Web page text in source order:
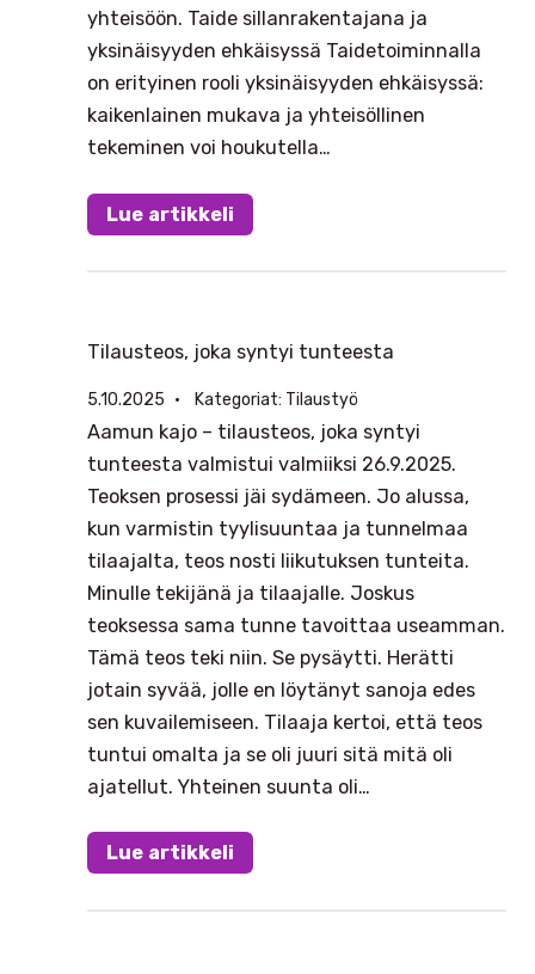
yhteisöön. Taide sillanrakentajana ja
yksinäisyyden ehkäisyssä Taidetoiminnalla
on erityinen rooli yksinäisyyden ehkäisyssä:
kaikenlainen mukava ja yhteisöllinen
tekeminen voi houkutella…
Lue artikkeli
Tilausteos, joka syntyi tunteesta
5.10.2025 Kategoriat: Tilaustyö
Aamun kajo – tilausteos, joka syntyi
tunteesta valmistui valmiiksi 26.9.2025.
Teoksen prosessi jäi sydämeen. Jo alussa,
kun varmistin tyylisuuntaa ja tunnelmaa
tilaajalta, teos nosti liikutuksen tunteita.
Minulle tekijänä ja tilaajalle. Joskus
teoksessa sama tunne tavoittaa useamman.
Tämä teos teki niin. Se pysäytti. Herätti
jotain syvää, jolle en löytänyt sanoja edes
sen kuvailemiseen. Tilaaja kertoi, että teos
tuntui omalta ja se oli juuri sitä mitä oli
ajatellut. Yhteinen suunta oli…
Lue artikkeli